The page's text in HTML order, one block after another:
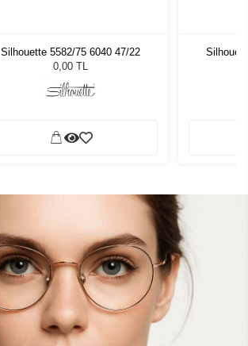
Silhouette 5582/75 6040 47/22
0,00 TL